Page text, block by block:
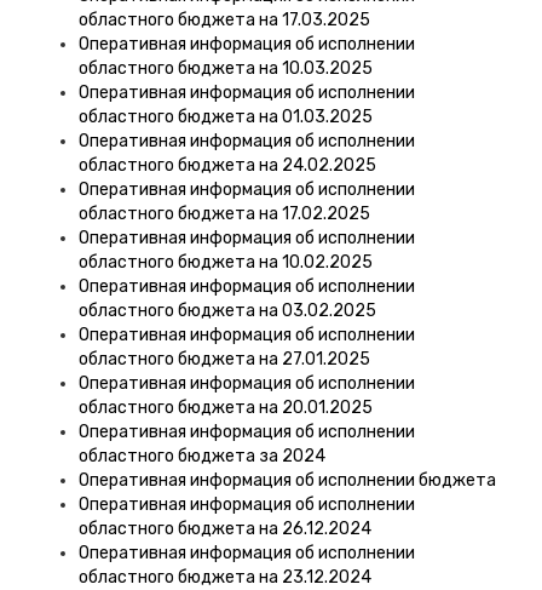
областного бюджета на 17.03.2025
Оперативная информация об исполнении
областного бюджета на 10.03.2025
Оперативная информация об исполнении
областного бюджета на 01.03.2025
Оперативная информация об исполнении
областного бюджета на 24.02.2025
Оперативная информация об исполнении
областного бюджета на 17.02.2025
Оперативная информация об исполнении
областного бюджета на 10.02.2025
Оперативная информация об исполнении
областного бюджета на 03.02.2025
Оперативная информация об исполнении
областного бюджета на 27.01.2025
Оперативная информация об исполнении
областного бюджета на 20.01.2025
Оперативная информация об исполнении
областного бюджета за 2024
Оперативная информация об исполнении бюджета
Оперативная информация об исполнении
областного бюджета на 26.12.2024
Оперативная информация об исполнении
областного бюджета на 23.12.2024